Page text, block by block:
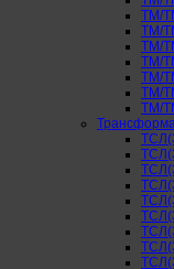
ТМ/
ТМ/
ТМ/
ТМ/
ТМ/
ТМ/
ТМ/